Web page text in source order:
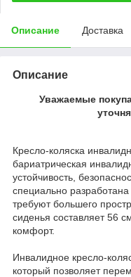
Описание Доставка
Описание
Уважаемые
Кресло-коляска
бариатрическая
устойчивость,
специально
требуют большего
сиденья составляет 56
комфорт.
Инвалидное кресло-
который позволяет